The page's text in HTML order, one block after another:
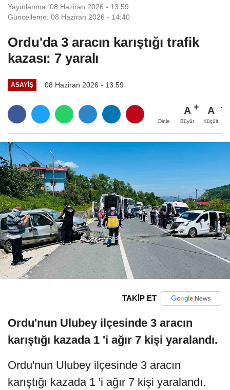
Yayınlanma: 08 Haziran 2026 - 13:59
Güncelleme: 08 Haziran 2026 - 14:40
Ordu'da 3 aracın karıştığı trafik
kazası: 7 yaralı
ASAYIŞ 08 Haziran 2026 - 13:59
Dinle
A
Büyüt
A
Küçült
TAKİP ET
Ordu'nun Ulubey ilçesinde 3 aracın
karıştığı kazada 1 'i ağır 7 kişi yaralandı.
Ordu'nun Ulubey ilçesinde 3 aracın
karıştığı kazada 1 'i ağır 7 kişi yaralandı.